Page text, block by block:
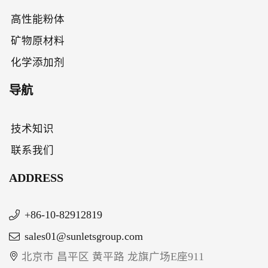
高性能粉体
矿物原材料
化学添加剂
导航
技术知识
联系我们
ADDRESS
+86-10-82912819
sales01@sunletsgroup.com
北京市 昌平区 黄平路 龙旗广场E座911